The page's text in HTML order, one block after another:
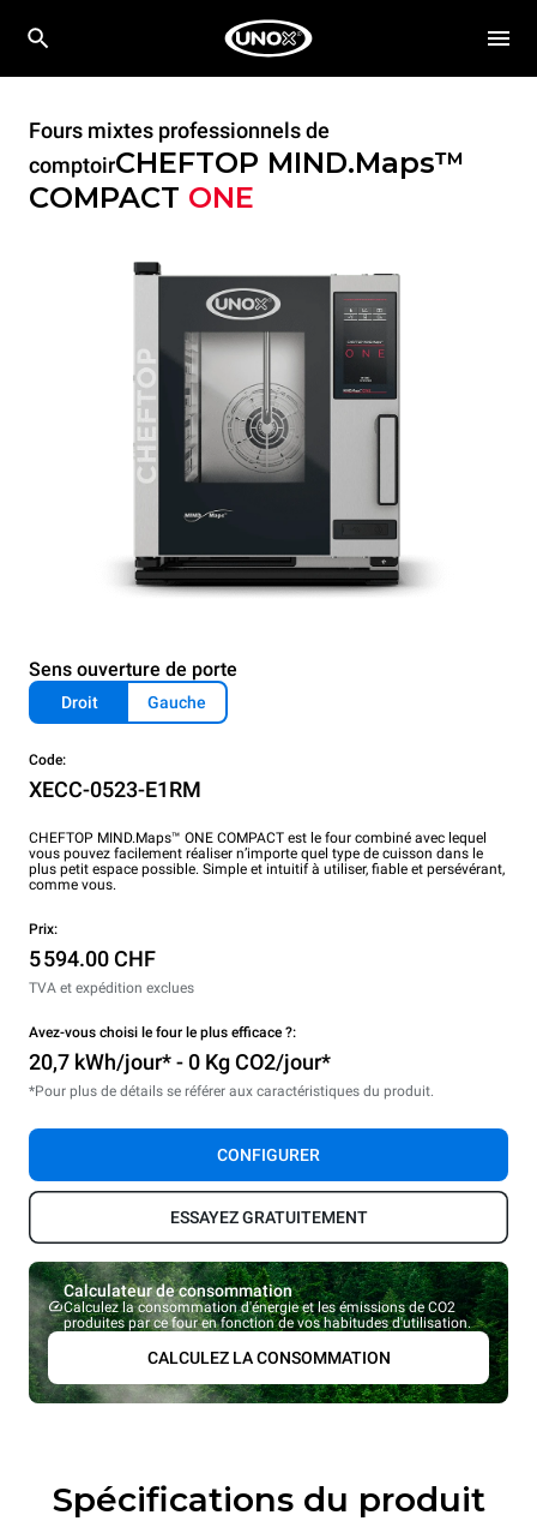
Fours mixtes professionnels de
comptoirCHEFTOP MIND.Maps™
COMPACT ONE
Sens ouverture de porte
Droit Gauche
Code:
XECC-0523-E1RM
CHEFTOP MIND.Maps™ ONE COMPACT est le four combiné avec lequel
vous pouvez facilement réaliser n’importe quel type de cuisson dans le
plus petit espace possible. Simple et intuitif à utiliser, fiable et persévérant,
comme vous.
Prix:
5 594.00 CHF
TVA et expédition exclues
Avez-vous choisi le four le plus efficace ?:
20,7 kWh/jour* - 0 Kg CO2/jour*
*Pour plus de détails se référer aux caractéristiques du produit.
CONFIGURER
ESSAYEZ GRATUITEMENT
Calculateur de consommation
Calculez la consommation d'énergie et les émissions de CO2
produites par ce four en fonction de vos habitudes d'utilisation.
CALCULEZ LA CONSOMMATION
Spécifications du produit